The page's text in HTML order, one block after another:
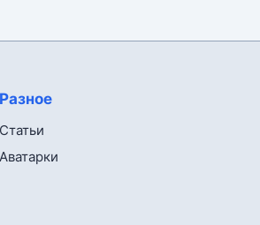
Разное
Статьи
Аватарки